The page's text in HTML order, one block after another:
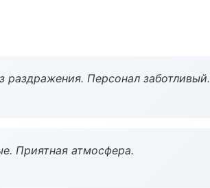
Персонал заботливый.
Приятная атмосфера.